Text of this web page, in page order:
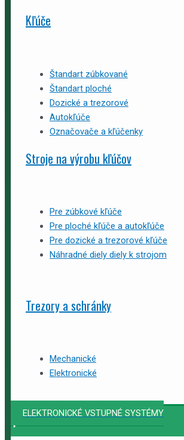
Kľúče
Štandart zúbkované
Štandart ploché
Dozické a trezorové
Autokľúče
Označovače a kľúčenky
Stroje na výrobu kľúčov
Pre zúbkové kľúče
Pre ploché kľúče a autokľúče
Pre dozické a trezorové kľúče
Náhradné diely diely k strojom
Trezory a schránky
Mechanické
Elektronické
ELEKTRONICKÉ VSTUPNÉ SYSTÉMY